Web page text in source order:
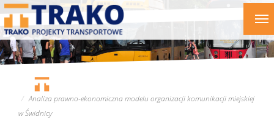
Przejdź
treści
Analiza prawno-ekonomiczna modelu organizacji komunikacji miejskiej
w Świdnicy